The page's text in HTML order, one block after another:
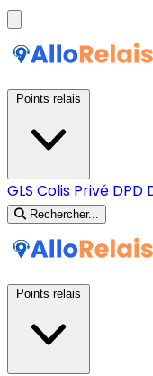
GLS Colis Privé DPD
Rechercher...